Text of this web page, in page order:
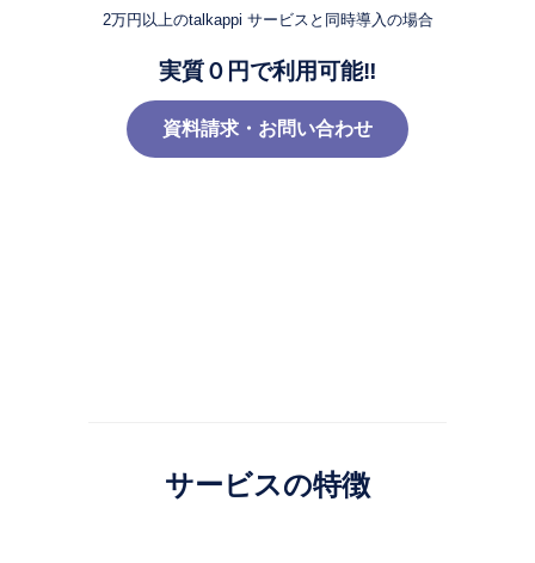
2万円以上のtalkappi サービスと同時導入の場合
実質０円で利用可能‼︎
資料請求・お問い合わせ
サービスの特徴